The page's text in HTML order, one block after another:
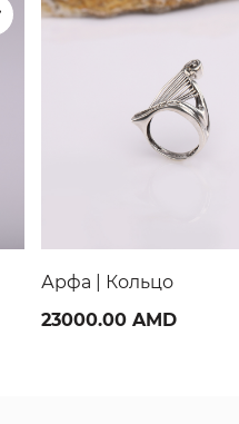
Арфа | Кольцо
23000.00 AMD